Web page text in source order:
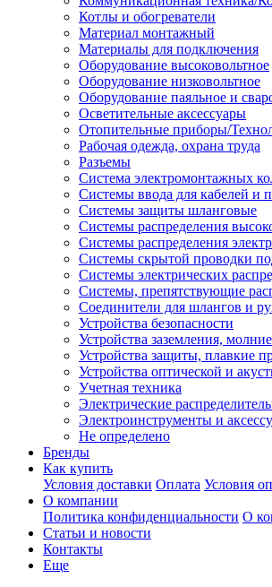
Котлы и обогреватели
Материал монтажный
Материалы для подключения
Оборудование высоковольтное
Оборудование низковольтное
Оборудование паяльное и
Осветительные аксессуары
Отопительные приборы/
Рабочая одежда, охрана труда
Разъемы
Система электромонтажных
Системы ввода для кабелей и
Системы защиты шланговые
Системы распределения
Системы распределения
Системы скрытой проводки
Системы электрических
Системы, препятствующие
Соединители для шлангов и
Устройства безопасности
Устройства заземления,
Устройства защиты, плавкие
Устройства оптической и
Учетная техника
Электрические
Электроинструменты и
Не определено
Бренды
Как купить
Условия доставки Оплата Условия
О компании
Политика конфиденциальности О
Статьи и новости
Контакты
Еще